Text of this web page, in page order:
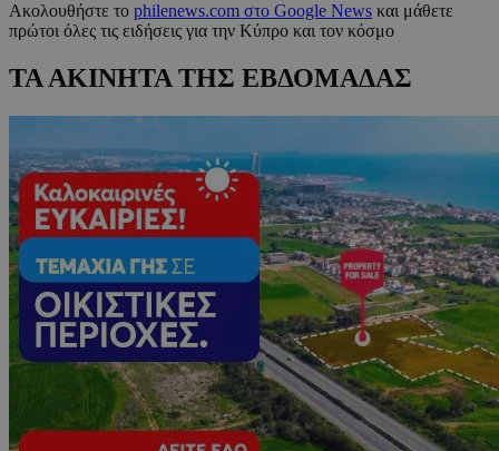
Ακολουθήστε το philenews.com στο Google News και μάθετε
πρώτοι όλες τις ειδήσεις για την Κύπρο και τον κόσμο
ΤΑ ΑΚΙΝΗΤΑ ΤΗΣ ΕΒΔΟΜΑΔΑΣ